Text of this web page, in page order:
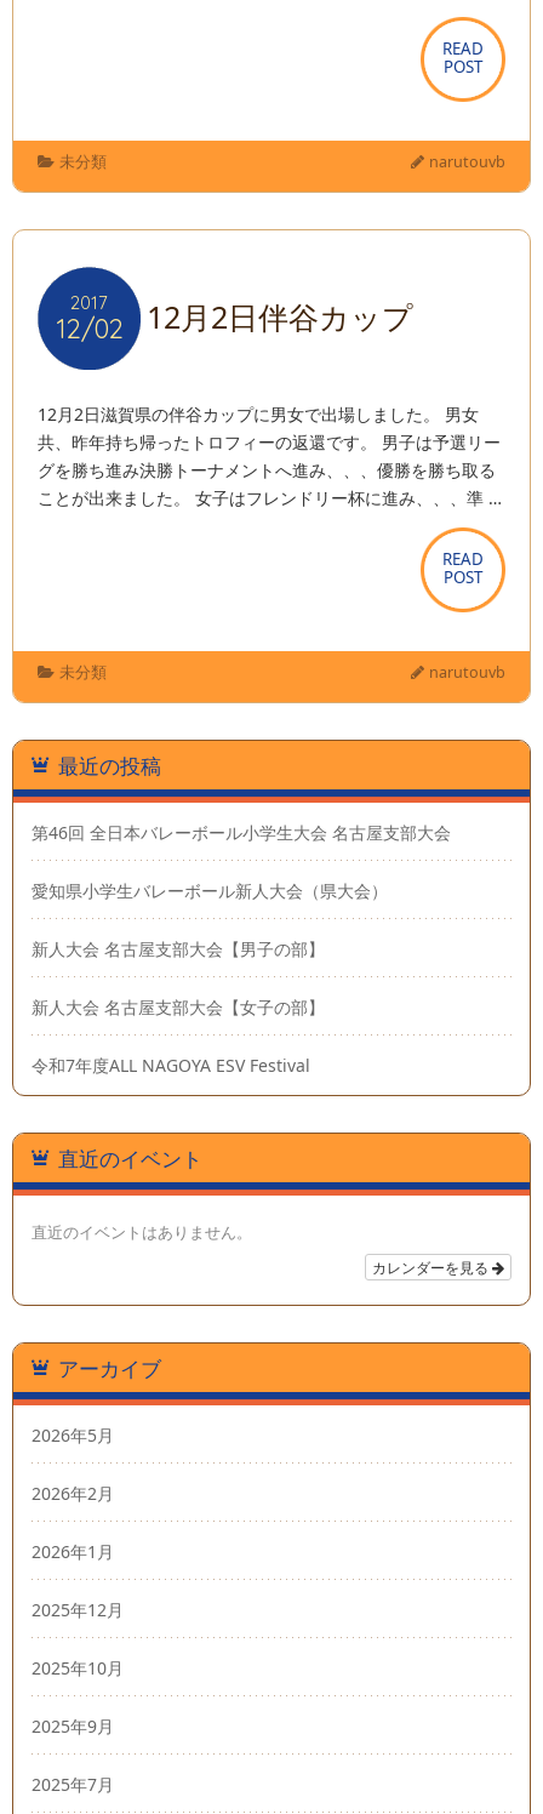
READ
POST
READ
POST
未分類 narutouvb
2017
12/02
2017
12/02 12月2日伴谷カップ
12月2日滋賀県の伴谷カップに男女で出場しました。 男女
共、昨年持ち帰ったトロフィーの返還です。 男子は予選リー
グを勝ち進み決勝トーナメントへ進み、、、優勝を勝ち取る
ことが出来ました。 女子はフレンドリー杯に進み、、、準 …
READ
POST
READ
POST
未分類 narutouvb
最近の投稿
第46回 全日本バレーボール小学生大会 名古屋支部大会
愛知県小学生バレーボール新人大会（県大会）
新人大会 名古屋支部大会【男子の部】
新人大会 名古屋支部大会【女子の部】
令和7年度ALL NAGOYA ESV Festival
直近のイベント
直近のイベントはありません。
カレンダーを見る
アーカイブ
2026年5月
2026年2月
2026年1月
2025年12月
2025年10月
2025年9月
2025年7月